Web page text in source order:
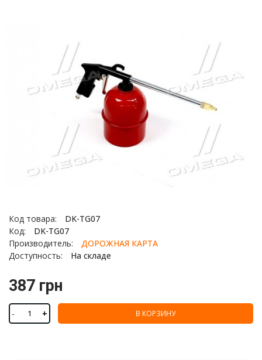
Код товара:
DK-TG07
Код:
DK-TG07
Производитель:
ДОРОЖНАЯ КАРТА
Доступность:
На складе
387 грн
- + В КОРЗИНУ